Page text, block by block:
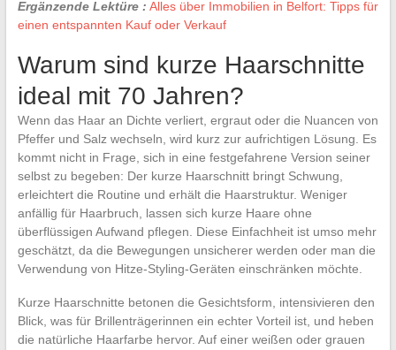
Ergänzende Lektüre : Alles über Immobilien in Belfort: Tipps für
einen entspannten Kauf oder Verkauf
Warum sind kurze Haarschnitte
ideal mit 70 Jahren?
Wenn das Haar an Dichte verliert, ergraut oder die Nuancen von
Pfeffer und Salz wechseln, wird kurz zur aufrichtigen Lösung. Es
kommt nicht in Frage, sich in eine festgefahrene Version seiner
selbst zu begeben: Der kurze Haarschnitt bringt Schwung,
erleichtert die Routine und erhält die Haarstruktur. Weniger
anfällig für Haarbruch, lassen sich kurze Haare ohne
überflüssigen Aufwand pflegen. Diese Einfachheit ist umso mehr
geschätzt, da die Bewegungen unsicherer werden oder man die
Verwendung von Hitze-Styling-Geräten einschränken möchte.
Kurze Haarschnitte betonen die Gesichtsform, intensivieren den
Blick, was für Brillenträgerinnen ein echter Vorteil ist, und heben
die natürliche Haarfarbe hervor. Auf einer weißen oder grauen